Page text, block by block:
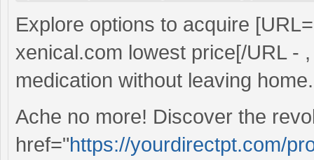
Explore options to acquire [URL=
xenical.com lowest price[/URL -
medication without leaving home.
Ache no more! Discover the
href="https://yourdirectpt.com/